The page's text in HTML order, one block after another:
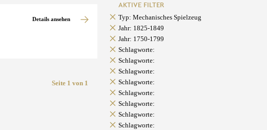
Details ansehen
Seite 1 von 1
AKTIVE FILTER
Typ: Mechanisches Spielzeug
Jahr: 1825-1849
Jahr: 1750-1799
Schlagworte:
Schlagworte:
Schlagworte:
Schlagworte:
Schlagworte:
Schlagworte:
Schlagworte:
Schlagworte: